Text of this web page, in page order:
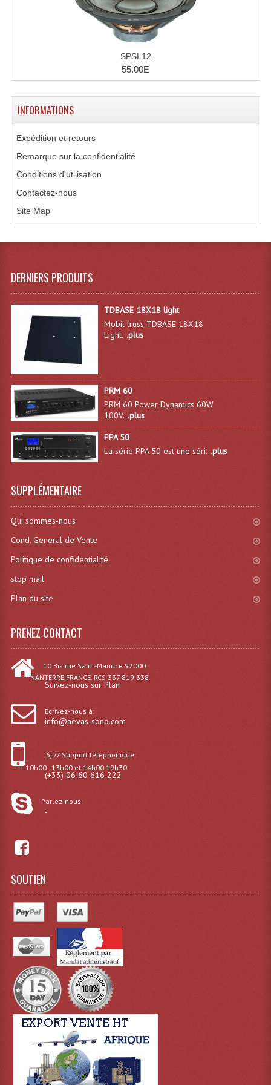
Microphones Scène Et Studio
Microphones Filaires
Micro Sans Fil HF VHF 200MHZ
Microphones De Surface
Table Mixages Et Contrôleurs & Consoles
Tables De Mixage DJ
Consoles Sono Et Studio
Consoles Numériques
Consoles Amplifiées
Effets Lumineux À Leds
Effets Lumineux, Centre De Piste
Effets Lumineux, Effets Disco
Blocs De Puissance
Gyrophares À Leds
Lampes Ampoules
Ampoules - Tubes Lumière Noire Black Gun
Lampes À Décharges
Lampes De Couleurs
Lampes Dichroique
SPSL12
55.00E
INFORMATIONS
Expédition et retours
Remarque sur la confidentialité
Conditions d'utilisation
Contactez-nous
Site Map
DERNIERS PRODUITS
TDBASE 18X18 light
Mobil truss TDBASE 18X18
Light...plus
PRM 60
PRM 60 Power Dynamics 60W
100V...plus
PPA 50
La série PPA 50 est une séri...plus
SUPPLÉMENTAIRE
Qui sommes-nous
Cond. General de Vente
Politique de confidentialité
stop mail
Plan du site
PRENEZ CONTACT
10 Bis rue Saint-Maurice 92000
----- NANTERRE FRANCE. RCS 337 819 338
Suivez-nous sur Plan
Écrivez-nous à:
info@aevas-sono.com
6j /7 Support téléphonique:
--- 10h00 - 13h00 et 14h00 19h30.
(+33) 06 60 616 222
Parlez-nous:
-
SOUTIEN